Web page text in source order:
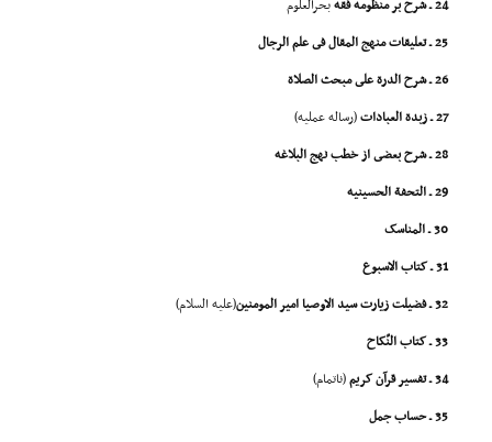
24 ـ شرح بر منظومه فقه
بحرالعلوم
25 ـ تعلیقات منهج المقال فى علم الرجال
26 ـ شرح الدرة على مبحث الصلاة
27 ـ زبدة العبادات
(رساله عملیه)
28 ـ شرح بعضى از خطب نهج البلاغه
29 ـ التحفة الحسینیه
30 ـ المناسک
31 ـ کتاب الاسبوع
32 ـ فضیلت زیارت سید الاوصیا امیر المومنین
(علیه السلام)
33 ـ کتاب النّکاح
34 ـ تفسیر قرآن کریم
(ناتمام)
35 ـ حساب جمل